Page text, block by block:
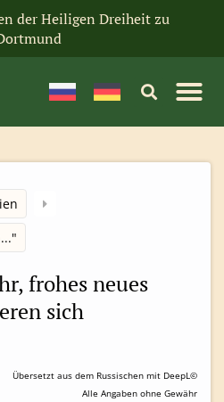
der Heiligen Dreiheit zu
frohes neues
sich
Übersetzt aus dem Russischen mit DeepL©
Alle Angaben ohne Gewähr